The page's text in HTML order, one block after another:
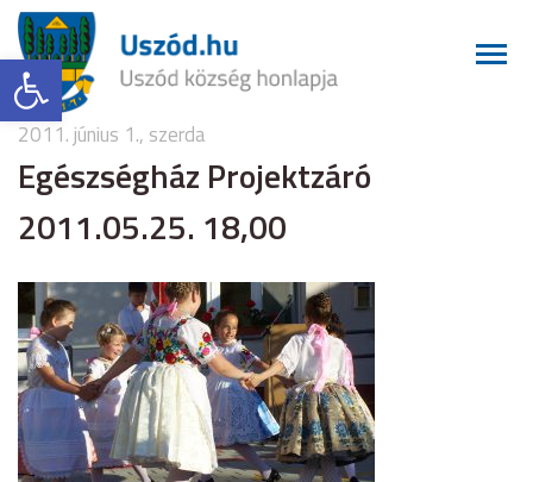
Eszköztár megnyitása
2011. június 1., szerda
Egészségház Projektzáró
2011.05.25. 18,00